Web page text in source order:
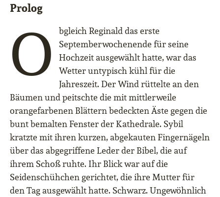
Prolog
O
bgleich Reginald das erste
Septemberwochenende für seine
Hochzeit ausgewählt hatte, war das
Wetter untypisch kühl für die
Jahreszeit. Der Wind rüttelte an den
Bäumen und peitschte die mit mittlerweile
orangefarbenen Blättern bedeckten Äste gegen die
bunt bemalten Fenster der Kathedrale. Sybil
kratzte mit ihren kurzen, abgekauten Fingernägeln
über das abgegriffene Leder der Bibel, die auf
ihrem Schoß ruhte. Ihr Blick war auf die
Seidenschühchen gerichtet, die ihre Mutter für
den Tag ausgewählt hatte. Schwarz. Ungewöhnlich